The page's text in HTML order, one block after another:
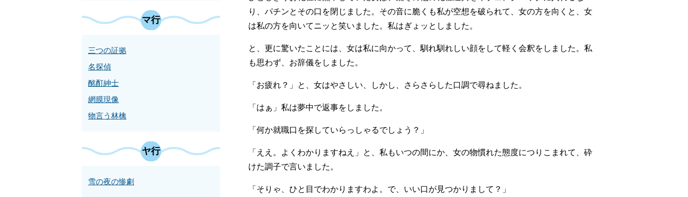
り、パチンとその口を閉じました。その音に脆くも私が空想を破られて、女の方を向くと、女
は私の方を向いてニッと笑いました。私はぎょッとしました。
と、更に驚いたことには、女は私に向かって、馴れ馴れしい顔をして軽く会釈をしました。私
も思わず、お辞儀をしました。
「お疲れ？」と、女はやさしい、しかし、さらさらした口調で尋ねました。
「はぁ」私は夢中で返事をしました。
「何か就職口を探していらっしゃるでしょう？」
「ええ。よくわかりますねえ」と、私もいつの間にか、女の物慣れた態度につりこまれて、砕
けた調子で言いました。
「そりゃ、ひと目でわかりますわよ。で、いい口が見つかりまして？」
マ行
三つの証拠
名探偵
酩酊紳士
網膜現像
物言う林檎
ヤ行
雪の夜の惨劇